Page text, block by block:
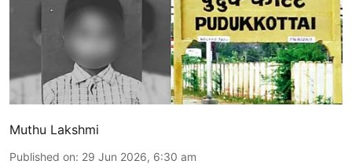
Muthu Lakshmi
Published on: 29 Jun 2026, 6:30 am